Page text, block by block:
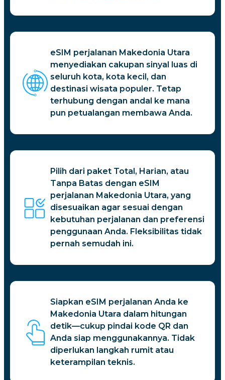
eSIM perjalanan Makedonia Utara
menyediakan cakupan sinyal luas di
seluruh kota, kota kecil, dan
destinasi wisata populer. Tetap
terhubung dengan andal ke mana
pun petualangan membawa Anda.
Pilih dari paket Total, Harian, atau
Tanpa Batas dengan eSIM
perjalanan Makedonia Utara, yang
disesuaikan agar sesuai dengan
kebutuhan perjalanan dan preferensi
penggunaan Anda. Fleksibilitas tidak
pernah semudah ini.
Siapkan eSIM perjalanan Anda ke
Makedonia Utara dalam hitungan
detik—cukup pindai kode QR dan
Anda siap menggunakannya. Tidak
diperlukan langkah rumit atau
keterampilan teknis.